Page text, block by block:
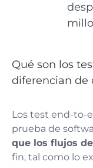
Qué son los
diferencian de
Los test end-to-
prueba de
que los flujos
fin, tal como lo